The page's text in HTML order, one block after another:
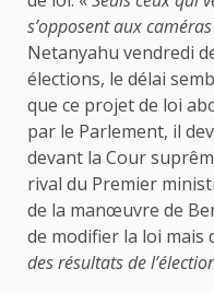
s’opposent aux caméras
Netanyahu vendredi
élections, le délai
que ce projet de loi
par le Parlement, il
devant la Cour
rival du Premier
de la manœuvre de
de modifier la loi mais
des résultats de